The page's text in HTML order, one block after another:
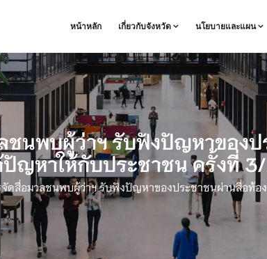
หน้าหลัก เกี่ยวกับจังหวัด นโยบายและแผน
นพบผู้ว่าฯ รับฟังปัญหาของป
ญหาให้กับประชาชน ครั้งที่
ดสื่อมวลชนพบผู้ว่าฯ รับฟังปัญหาของประชาชนผ่านสื่อท้